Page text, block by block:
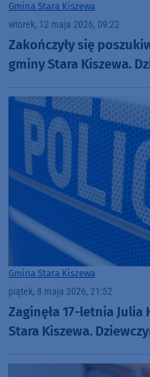
Gmina Stara Kiszewa
wtorek, 12 maja 2026, 09:22
Zakończyły się
gminy Stara Kiszewa.
Gmina Stara Kiszewa
piątek, 8 maja 2026, 21:52
Zaginęła 17-letnia
Stara Kiszewa.